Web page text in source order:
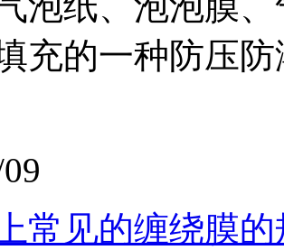
充的一种防压
常见的缠绕膜